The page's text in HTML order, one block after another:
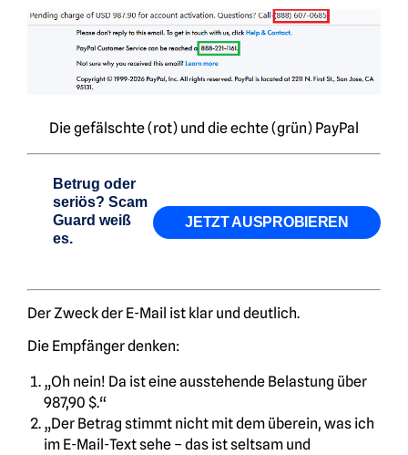
Die gefälschte (rot) und die echte (grün) PayPal
Betrug oder
seriös? Scam
Guard weiß
es.
JETZT AUSPROBIEREN
Der Zweck der E-Mail ist klar und deutlich.
Die Empfänger denken:
„Oh nein! Da ist eine ausstehende Belastung über
987,90 $.“
„Der Betrag stimmt nicht mit dem überein, was ich
im E-Mail-Text sehe – das ist seltsam und